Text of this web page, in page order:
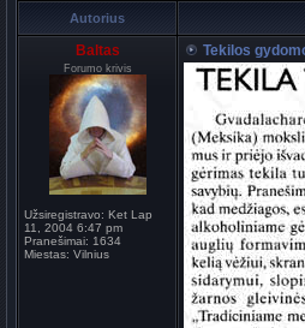
Autorius
Baltas
Forumo krivis
Užsiregistravo: Ket Lap
11, 2004 6:47 pm
Pranešimai: 1634
Miestas: Vilnius
Tekilos